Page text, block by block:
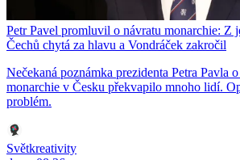
Petr Pavel promluvil o návratu monarchie: Z
Čechů chytá za hlavu a Vondráček zakročil
Nečekaná poznámka prezidenta Petra Pavla
monarchie v Česku překvapilo mnoho lidí.
problém.
Světkreativity